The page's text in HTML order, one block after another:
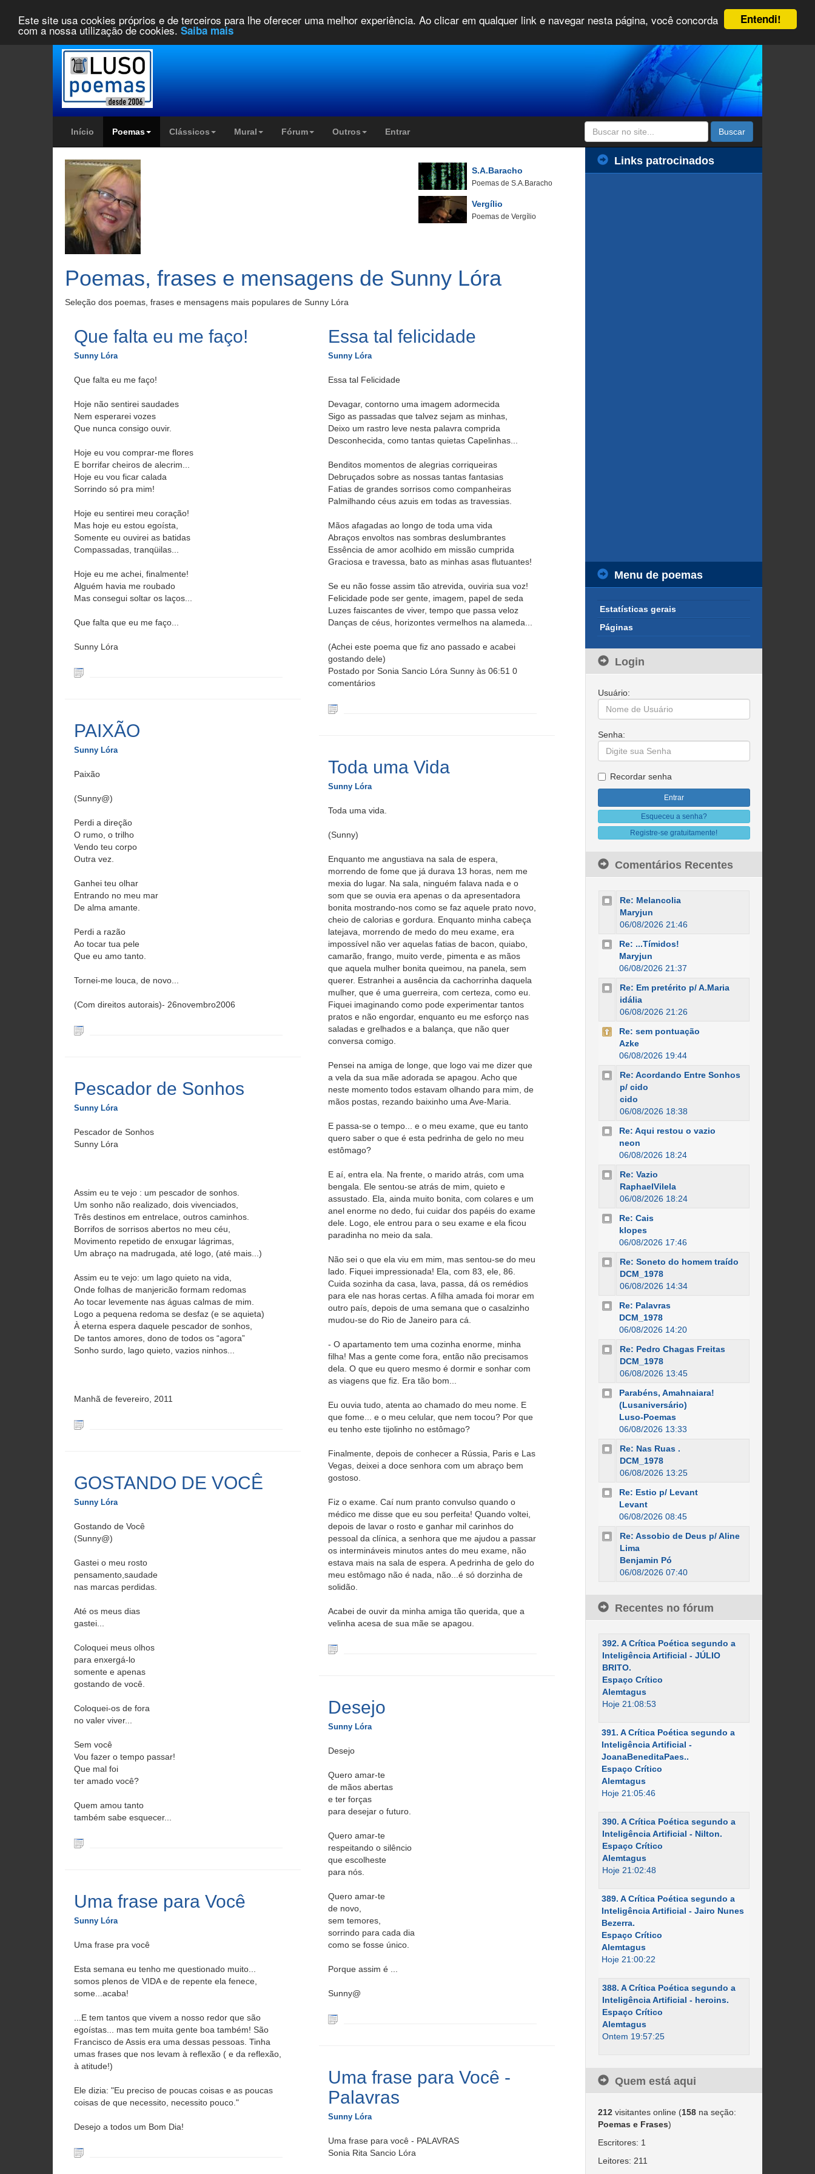
Entendi!
Este site usa cookies próprios e de terceiros para lhe oferecer uma melhor experiência. Ao clicar em qualquer link e navegar nesta página, você concorda
com a nossa utilização de cookies. Saiba mais
Início Poemas Clássicos Mural Fórum Outros Entrar Buscar
S.A.Baracho
Poemas de S.A.Baracho
Vergílio
Poemas de Vergílio
Poemas, frases e mensagens de Sunny Lóra
Seleção dos poemas, frases e mensagens mais populares de Sunny Lóra
Que falta eu me faço!
Sunny Lóra
Que falta eu me faço!
Hoje não sentirei saudades
Nem esperarei vozes
Que nunca consigo ouvir.
Hoje eu vou comprar-me flores
E borrifar cheiros de alecrim...
Hoje eu vou ficar calada
Sorrindo só pra mim!
Hoje eu sentirei meu coração!
Mas hoje eu estou egoísta,
Somente eu ouvirei as batidas
Compassadas, tranqüilas...
Hoje eu me achei, finalmente!
Alguém havia me roubado
Mas consegui soltar os laços...
Que falta que eu me faço...
Sunny Lóra
PAIXÃO
Sunny Lóra
Paixão
(Sunny@)
Perdi a direção
O rumo, o trilho
Vendo teu corpo
Outra vez.
Ganhei teu olhar
Entrando no meu mar
De alma amante.
Perdi a razão
Ao tocar tua pele
Que eu amo tanto.
Tornei-me louca, de novo...
(Com direitos autorais)- 26novembro2006
Pescador de Sonhos
Sunny Lóra
Pescador de Sonhos
Sunny Lóra
Assim eu te vejo : um pescador de sonhos.
Um sonho não realizado, dois vivenciados,
Três destinos em entrelace, outros caminhos.
Borrifos de sorrisos abertos no meu céu,
Movimento repetido de enxugar lágrimas,
Um abraço na madrugada, até logo, (até mais...)
Assim eu te vejo: um lago quieto na vida,
Onde folhas de manjericão formam redomas
Ao tocar levemente nas águas calmas de mim.
Logo a pequena redoma se desfaz (e se aquieta)
À eterna espera daquele pescador de sonhos,
De tantos amores, dono de todos os “agora”
Sonho surdo, lago quieto, vazios ninhos...
Manhã de fevereiro, 2011
GOSTANDO DE VOCÊ
Sunny Lóra
Gostando de Você
(Sunny@)
Gastei o meu rosto
pensamento,saudade
nas marcas perdidas.
Até os meus dias
gastei...
Coloquei meus olhos
para enxergá-lo
somente e apenas
gostando de você.
Coloquei-os de fora
no valer viver...
Sem você
Vou fazer o tempo passar!
Que mal foi
ter amado você?
Quem amou tanto
também sabe esquecer...
Uma frase para Você
Sunny Lóra
Uma frase pra você
Esta semana eu tenho me questionado muito...
somos plenos de VIDA e de repente ela fenece,
some...acaba!
...E tem tantos que vivem a nosso redor que são
egoístas... mas tem muita gente boa também! São
Francisco de Assis era uma dessas pessoas. Tinha
umas frases que nos levam à reflexão ( e da reflexão,
à atitude!)
Ele dizia: "Eu preciso de poucas coisas e as poucas
coisas de que necessito, necessito pouco."
Desejo a todos um Bom Dia!
Essa tal felicidade
Sunny Lóra
Essa tal Felicidade
Devagar, contorno uma imagem adormecida
Sigo as passadas que talvez sejam as minhas,
Deixo um rastro leve nesta palavra comprida
Desconhecida, como tantas quietas Capelinhas...
Benditos momentos de alegrias corriqueiras
Debruçados sobre as nossas tantas fantasias
Fatias de grandes sorrisos como companheiras
Palmilhando céus azuis em todas as travessias.
Mãos afagadas ao longo de toda uma vida
Abraços envoltos nas sombras deslumbrantes
Essência de amor acolhido em missão cumprida
Graciosa e travessa, bato as minhas asas flutuantes!
Se eu não fosse assim tão atrevida, ouviria sua voz!
Felicidade pode ser gente, imagem, papel de seda
Luzes faiscantes de viver, tempo que passa veloz
Danças de céus, horizontes vermelhos na alameda...
(Achei este poema que fiz ano passado e acabei
gostando dele)
Postado por Sonia Sancio Lóra Sunny às 06:51 0
comentários
Toda uma Vida
Sunny Lóra
Toda uma vida.
(Sunny)
Enquanto me angustiava na sala de espera,
morrendo de fome que já durava 13 horas, nem me
mexia do lugar. Na sala, ninguém falava nada e o
som que se ouvia era apenas o da apresentadora
bonita mostrando-nos como se faz aquele prato novo,
cheio de calorias e gordura. Enquanto minha cabeça
latejava, morrendo de medo do meu exame, era
impossível não ver aquelas fatias de bacon, quiabo,
camarão, frango, muito verde, pimenta e as mãos
que aquela mulher bonita queimou, na panela, sem
querer. Estranhei a ausência da cachorrinha daquela
mulher, que é uma guerreira, com certeza, como eu.
Fiquei imaginando como pode experimentar tantos
pratos e não engordar, enquanto eu me esforço nas
saladas e grelhados e a balança, que não quer
conversa comigo.
Pensei na amiga de longe, que logo vai me dizer que
a vela da sua mãe adorada se apagou. Acho que
neste momento todos estavam olhando para mim, de
mãos postas, rezando baixinho uma Ave-Maria.
E passa-se o tempo... e o meu exame, que eu tanto
quero saber o que é esta pedrinha de gelo no meu
estômago?
E aí, entra ela. Na frente, o marido atrás, com uma
bengala. Ele sentou-se atrás de mim, quieto e
assustado. Ela, ainda muito bonita, com colares e um
anel enorme no dedo, fui cuidar dos papéis do exame
dele. Logo, ele entrou para o seu exame e ela ficou
paradinha no meio da sala.
Não sei o que ela viu em mim, mas sentou-se do meu
lado. Fiquei impressionada! Ela, com 83, ele, 86.
Cuida sozinha da casa, lava, passa, dá os remédios
para ele nas horas certas. A filha amada foi morar em
outro país, depois de uma semana que o casalzinho
mudou-se do Rio de Janeiro para cá.
- O apartamento tem uma cozinha enorme, minha
filha! Mas a gente come fora, então não precisamos
dela. O que eu quero mesmo é dormir e sonhar com
as viagens que fiz. Era tão bom...
Eu ouvia tudo, atenta ao chamado do meu nome. E
que fome... e o meu celular, que nem tocou? Por que
eu tenho este tijolinho no estômago?
Finalmente, depois de conhecer a Rússia, Paris e Las
Vegas, deixei a doce senhora com um abraço bem
gostoso.
Fiz o exame. Caí num pranto convulso quando o
médico me disse que eu sou perfeita! Quando voltei,
depois de lavar o rosto e ganhar mil carinhos do
pessoal da clínica, a senhora que me ajudou a passar
os intermináveis minutos antes do meu exame, não
estava mais na sala de espera. A pedrinha de gelo do
meu estômago não é nada, não...é só dorzinha de
solidão.
Acabei de ouvir da minha amiga tão querida, que a
velinha acesa de sua mãe se apagou.
Desejo
Sunny Lóra
Desejo
Quero amar-te
de mãos abertas
e ter forças
para desejar o futuro.
Quero amar-te
respeitando o silêncio
que escolheste
para nós.
Quero amar-te
de novo,
sem temores,
sorrindo para cada dia
como se fosse único.
Porque assim é ...
Sunny@
Uma frase para Você -
Palavras
Sunny Lóra
Uma frase para você - PALAVRAS
Sonia Rita Sancio Lóra
Links patrocinados
Menu de poemas
Estatísticas gerais
Páginas
Login
Usuário:
Senha:
Recordar senha
Esqueceu a senha?
Registre-se gratuitamente!
Comentários Recentes
Re: Melancolia
Maryjun
06/08/2026 21:46
Re: ...Tímidos!
Maryjun
06/08/2026 21:37
Re: Em pretérito p/ A.Maria
idália
06/08/2026 21:26
Re: sem pontuação
Azke
06/08/2026 19:44
Re: Acordando Entre Sonhos
p/ cido
cido
06/08/2026 18:38
Re: Aqui restou o vazio
neon
06/08/2026 18:24
Re: Vazio
RaphaelVilela
06/08/2026 18:24
Re: Cais
klopes
06/08/2026 17:46
Re: Soneto do homem traído
DCM_1978
06/08/2026 14:34
Re: Palavras
DCM_1978
06/08/2026 14:20
Re: Pedro Chagas Freitas
DCM_1978
06/08/2026 13:45
Parabéns, Amahnaiara!
(Lusaniversário)
Luso-Poemas
06/08/2026 13:33
Re: Nas Ruas .
DCM_1978
06/08/2026 13:25
Re: Estio p/ Levant
Levant
06/08/2026 08:45
Re: Assobio de Deus p/ Aline
Lima
Benjamin Pó
06/08/2026 07:40
Recentes no fórum
392. A Crítica Poética segundo a
Inteligência Artificial - JÚLIO
BRITO.
Espaço Crítico
Alemtagus
Hoje 21:08:53
391. A Crítica Poética segundo a
Inteligência Artificial -
JoanaBeneditaPaes..
Espaço Crítico
Alemtagus
Hoje 21:05:46
390. A Crítica Poética segundo a
Inteligência Artificial - Nilton.
Espaço Crítico
Alemtagus
Hoje 21:02:48
389. A Crítica Poética segundo a
Inteligência Artificial - Jairo Nunes
Bezerra.
Espaço Crítico
Alemtagus
Hoje 21:00:22
388. A Crítica Poética segundo a
Inteligência Artificial - heroins.
Espaço Crítico
Alemtagus
Ontem 19:57:25
Quem está aqui
212visitantes online (158na seção:
Poemas e Frases)
Escritores: 1
Leitores: 211